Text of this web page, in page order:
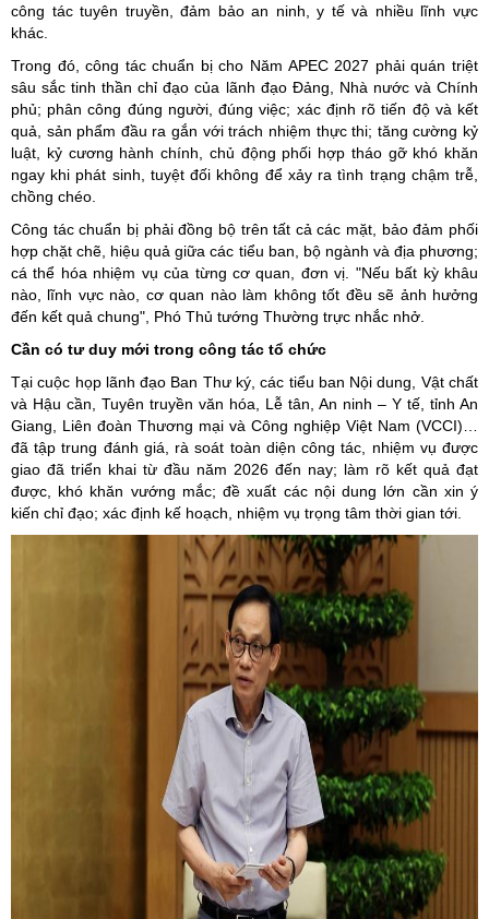
công tác tuyên truyền, đảm bảo an ninh, y tế và nhiều lĩnh vực
khác.
Trong đó, công tác chuẩn bị cho Năm APEC 2027 phải quán triệt
sâu sắc tinh thần chỉ đạo của lãnh đạo Đảng, Nhà nước và Chính
phủ; phân công đúng người, đúng việc; xác định rõ tiến độ và kết
quả, sản phẩm đầu ra gắn với trách nhiệm thực thi; tăng cường kỷ
luật, kỷ cương hành chính, chủ động phối hợp tháo gỡ khó khăn
ngay khi phát sinh, tuyệt đối không để xảy ra tình trạng chậm trễ,
chồng chéo.
Công tác chuẩn bị phải đồng bộ trên tất cả các mặt, bảo đảm phối
hợp chặt chẽ, hiệu quả giữa các tiểu ban, bộ ngành và địa phương;
cá thể hóa nhiệm vụ của từng cơ quan, đơn vị. "Nếu bất kỳ khâu
nào, lĩnh vực nào, cơ quan nào làm không tốt đều sẽ ảnh hưởng
đến kết quả chung", Phó Thủ tướng Thường trực nhắc nhở.
Cần có tư duy mới trong công tác tổ chức
Tại cuộc họp lãnh đạo Ban Thư ký, các tiểu ban Nội dung, Vật chất
và Hậu cần, Tuyên truyền văn hóa, Lễ tân, An ninh – Y tế, tỉnh An
Giang, Liên đoàn Thương mại và Công nghiệp Việt Nam (VCCI)…
đã tập trung đánh giá, rà soát toàn diện công tác, nhiệm vụ được
giao đã triển khai từ đầu năm 2026 đến nay; làm rõ kết quả đạt
được, khó khăn vướng mắc; đề xuất các nội dung lớn cần xin ý
kiến chỉ đạo; xác định kế hoạch, nhiệm vụ trọng tâm thời gian tới.